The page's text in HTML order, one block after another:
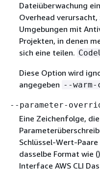
Dateiüberwachung
Overhead verursacht,
Umgebungen mit
Projekten, in denen
sich eine teilen.
Diese Option wird
angegeben --
--parameter-
Eine Zeichenfolge,
Schlüssel-Wert-
dasselbe Format wie
Interface AWS CLI